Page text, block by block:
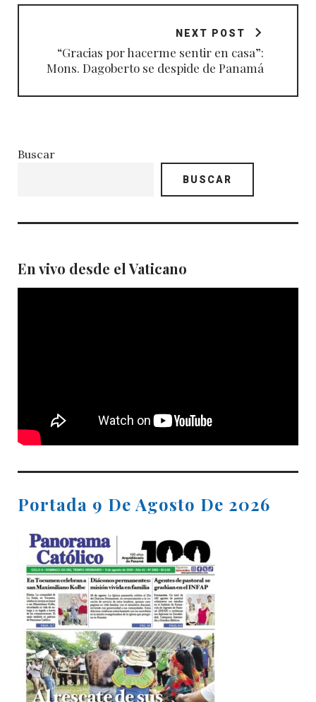
NEXT POST
“Gracias por hacerme sentir en casa”:
Mons. Dagoberto se despide de Panamá
Buscar
BUSCAR
En vivo desde el Vaticano
Portada 9 De Agosto De 2026